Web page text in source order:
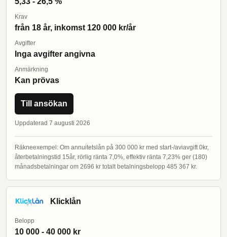
Krav
från 18 år, inkomst 120 000 kr/år
Avgifter
Inga avgifter angivna
Anmärkning
Kan prövas
Till ansökan
Uppdaterad 7 augusti 2026
Räkneexempel: Om annuitetslån på 300 000 kr med start-/aviavgift 0kr,
återbetalningstid 15år, rörlig ränta 7,0%, effektiv ränta 7,23% ger (180)
månadsbetalningar om 2696 kr totalt betalningsbelopp 485 367 kr.
Klicklån
Belopp
10 000 - 40 000 kr